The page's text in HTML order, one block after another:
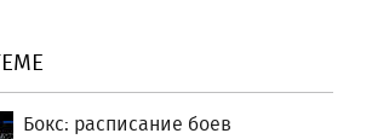
Бокс: расписание боев